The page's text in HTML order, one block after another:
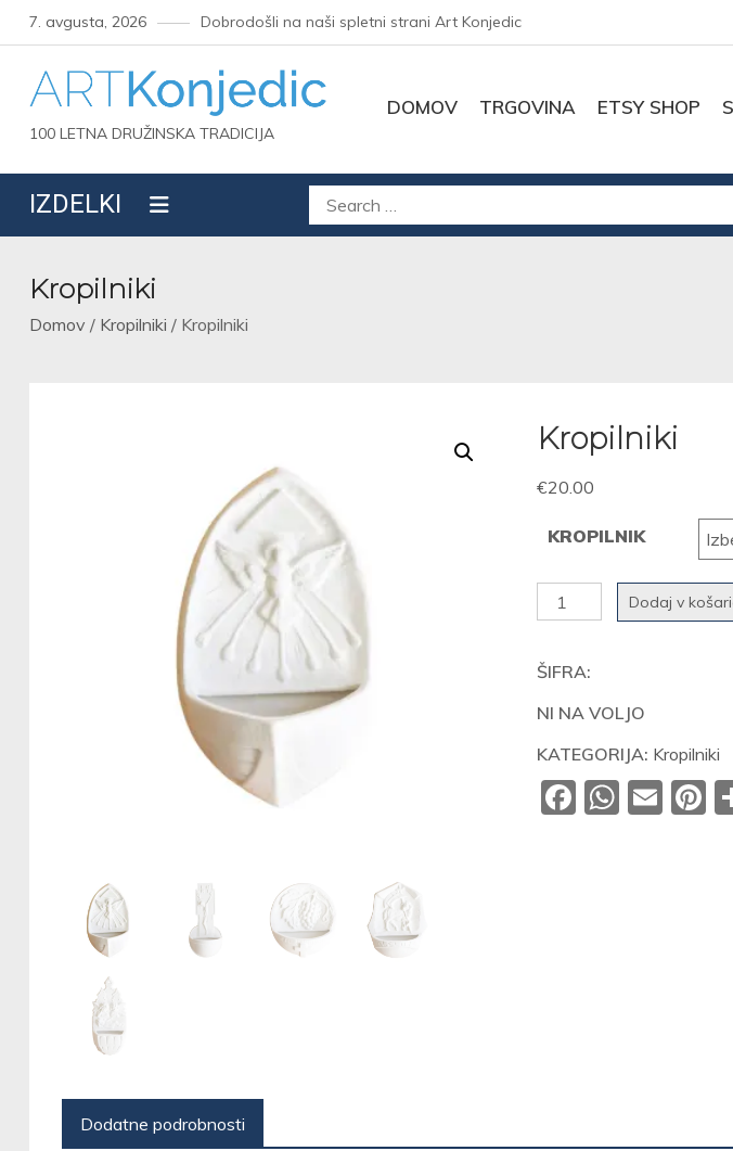
Skip
to
content
7. avgusta, 2026 Dobrodošli na naši spletni strani Art Konjedic
100 LETNA DRUŽINSKA TRADICIJA
DOMOV TRGOVINA ETSY SHOP
IZDELKI Išči:
Kropilniki
Domov / Kropilniki / Kropilniki
Kropilniki
€20.00
KROPILNIK
Kropilniki
količina
Dodaj v
ŠIFRA:
NI NA VOLJO
KATEGORIJA: Kropilniki
Facebook
Dodatne podrobnosti